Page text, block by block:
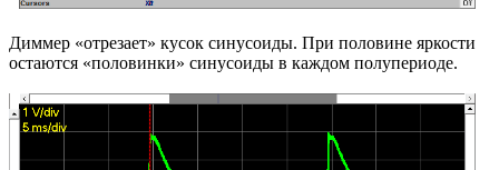
Диммер «отрезает» кусок синусоиды. При половине яркости
остаются «половинки» синусоиды в каждом полупериоде.